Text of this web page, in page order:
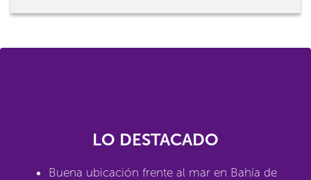
LO DESTACADO
Buena ubicación frente al mar en Bahía de